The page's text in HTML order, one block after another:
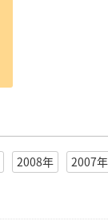
2008年
2007年